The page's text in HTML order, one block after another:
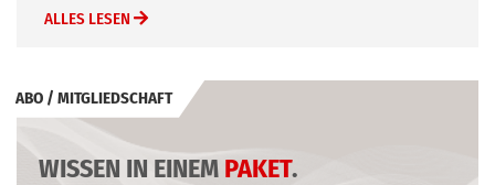
ALLES LESEN
ABO / MITGLIEDSCHAFT
WISSEN IN EINEM PAKET.